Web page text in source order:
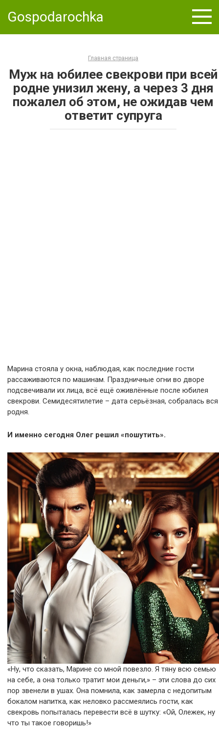
Gospodarochka
Главная страница
Муж на юбилее свекрови при всей
родне унизил жену, а через 3 дня
пожалел об этом, не ожидав чем
ответит супруга
Марина стояла у окна, наблюдая, как последние гости
рассаживаются по машинам. Праздничные огни во дворе
подсвечивали их лица, всё ещё оживлённые после юбилея
свекрови. Семидесятилетие – дата серьёзная, собралась вся
родня.
И именно сегодня Олег решил «пошутить».
«Ну, что сказать, Марине со мной повезло. Я тяну всю семью
на себе, а она только тратит мои деньги,» – эти слова до сих
пор звенели в ушах. Она помнила, как замерла с недопитым
бокалом напитка, как неловко рассмеялись гости, как
свекровь попыталась перевести всё в шутку: «Ой, Олежек, ну
что ты такое говоришь!»